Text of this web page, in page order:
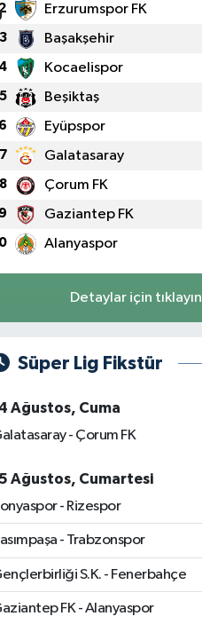
Erzurumspor FK
3 Başakşehir
4 Kocaelispor
5 Beşiktaş
6 Eyüpspor
7 Galatasaray
8 Çorum FK
9 Gaziantep FK
Alanyaspor
Detaylar için tıklayın
Süper Lig Fikstür
Ağustos, Cuma
- Çorum FK
Ağustos, Cumartesi
- Rizespor
- Trabzonspor
S.K. - Fenerbahçe
FK - Alanyaspor